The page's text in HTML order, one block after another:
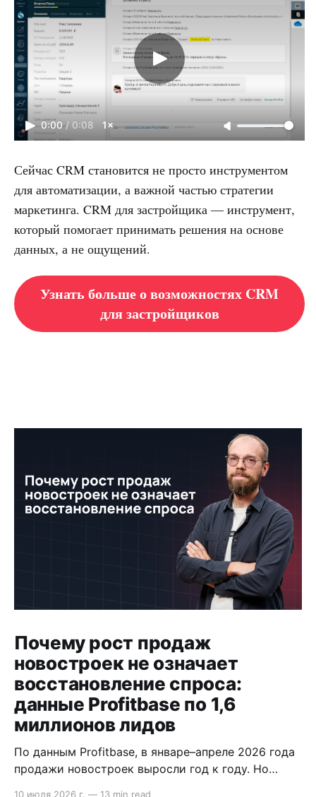
0:00 / 0:08 1×
Сейчас CRM становится не просто инструментом
для автоматизации, а важной частью стратегии
маркетинга. CRM для застройщика — инструмент,
который помогает принимать решения на основе
данных, а не ощущений.
Узнать больше о возможностях CRM
для застройщиков
Почему рост продаж
новостроек не означает
восстановление спроса:
данные Profitbase по 1,6
миллионов лидов
По данным Profitbase, в январе–апреле 2026 года
продажи новостроек выросли год к году. Но
10 июля 2026 г. — 13 min read